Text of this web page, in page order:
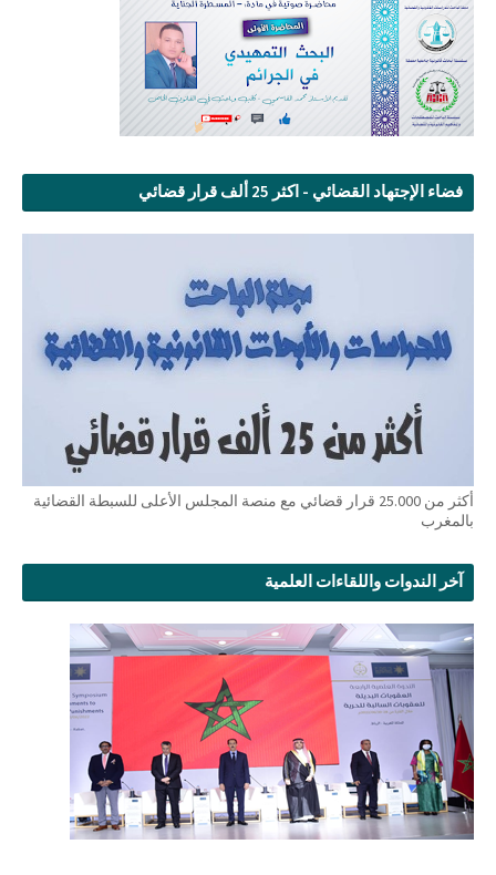
فضاء الإجتهاد القضائي - اكثر 25 ألف قرار قضائي
أكثر من 25.000 قرار قضائي مع منصة المجلس الأعلى للسبطة القضائية
بالمغرب
آخر الندوات واللقاءات العلمية